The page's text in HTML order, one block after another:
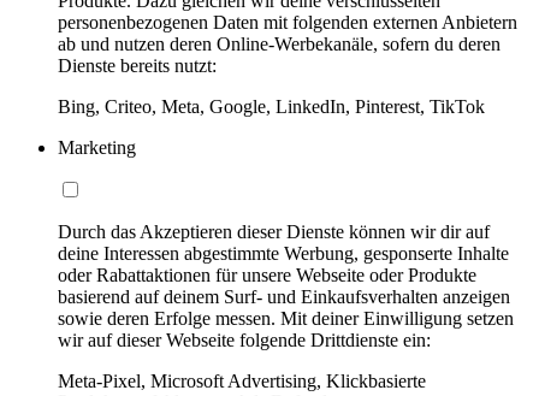
personenbezogenen Daten mit folgenden externen Anbietern
ab und nutzen deren Online-Werbekanäle, sofern du deren
Dienste bereits nutzt:
Bing, Criteo, Meta, Google, LinkedIn, Pinterest, TikTok
Marketing
Durch das Akzeptieren dieser Dienste können wir dir auf
deine Interessen abgestimmte Werbung, gesponserte Inhalte
oder Rabattaktionen für unsere Webseite oder Produkte
basierend auf deinem Surf- und Einkaufsverhalten anzeigen
sowie deren Erfolge messen. Mit deiner Einwilligung setzen
wir auf dieser Webseite folgende Drittdienste ein:
Meta-Pixel, Microsoft Advertising, Klickbasierte